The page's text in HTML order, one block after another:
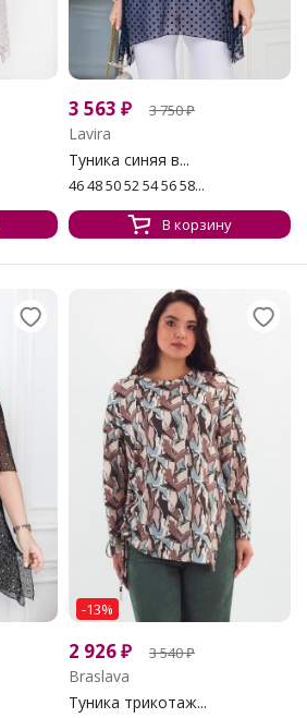
3 563 ₽ 3 750₽
Lavira
Туника синяя в...
46 48 50 52 54 56 58...
В корзину
-13%
2 926₽ 3 540₽
Braslava
Туника трикотаж...